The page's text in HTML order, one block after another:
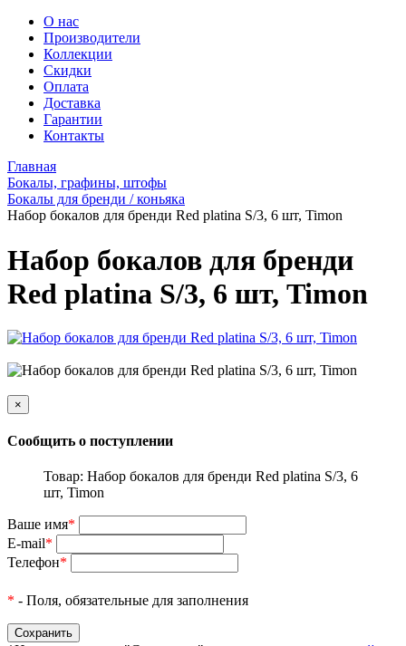
О нас
Производители
Коллекции
Скидки
Оплата
Доставка
Гарантии
Контакты
Главная
Бокалы, графины, штофы
Бокалы для бренди / коньяка
Набор бокалов для бренди Red platina S/3, 6 шт, Timon
Набор бокалов для бренди
Red platina S/3, 6 шт, Timon
×
Сообщить о поступлении
Товар: Набор бокалов для бренди Red platina S/3, 6
шт, Timon
Ваше имя*
E-mail*
Телефон*
* - Поля, обязательные для заполнения